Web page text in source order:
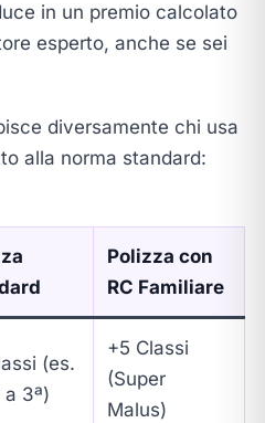
in un premio calcolato
esperto, anche se sei
diversamente chi usa
alla norma standard:
Polizza con
RC Familiare
(es.
a 3ª)
+5 Classi
(Super
Malus)